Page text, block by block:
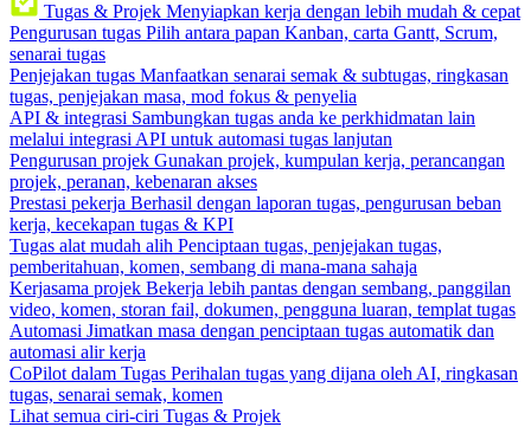
Tugas & Projek Menyiapkan kerja dengan lebih mudah & cepat
Pengurusan tugas Pilih antara papan Kanban, carta Gantt, Scrum,
senarai tugas
Penjejakan tugas Manfaatkan senarai semak & subtugas, ringkasan
tugas, penjejakan masa, mod fokus & penyelia
API & integrasi Sambungkan tugas anda ke perkhidmatan lain
melalui integrasi API untuk automasi tugas lanjutan
Pengurusan projek Gunakan projek, kumpulan kerja, perancangan
projek, peranan, kebenaran akses
Prestasi pekerja Berhasil dengan laporan tugas, pengurusan beban
kerja, kecekapan tugas & KPI
Tugas alat mudah alih Penciptaan tugas, penjejakan tugas,
pemberitahuan, komen, sembang di mana-mana sahaja
Kerjasama projek Bekerja lebih pantas dengan sembang, panggilan
video, komen, storan fail, dokumen, pengguna luaran, templat tugas
Automasi Jimatkan masa dengan penciptaan tugas automatik dan
automasi alir kerja
CoPilot dalam Tugas Perihalan tugas yang dijana oleh AI, ringkasan
tugas, senarai semak, komen
Lihat semua ciri-ciri Tugas & Projek